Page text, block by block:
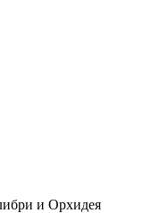
и Орхидея